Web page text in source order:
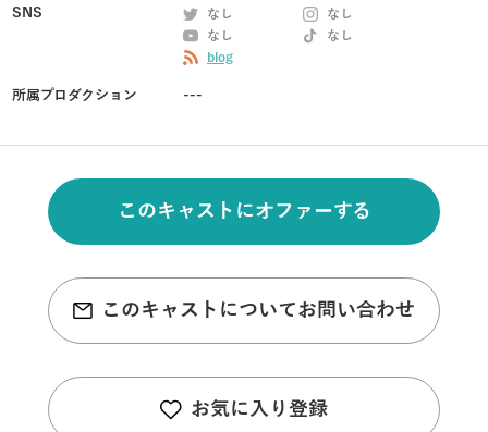
SNS
なし
なし
なし
なし
blog
所属プロダクション ---
このキャストにオファーする
このキャストについてお問い合わせ
お気に入り登録